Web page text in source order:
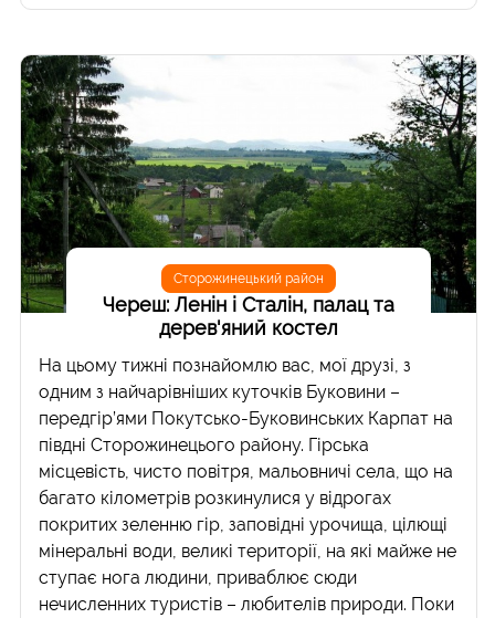
Сторожинецький район
Череш: Ленін і Сталін, палац та
дерев'яний костел
На цьому тижні познайомлю вас, мої друзі, з
одним з найчарівніших куточків Буковини –
передгір’ями Покутсько-Буковинських Карпат на
півдні Сторожинецього району. Гірська
місцевість, чисто повітря, мальовничі села, що на
багато кілометрів розкинулися у відрогах
покритих зеленню гір, заповідні урочища, цілющі
мінеральні води, великі території, на які майже не
ступає нога людини, приваблює сюди
нечисленних туристів – любителів природи. Поки